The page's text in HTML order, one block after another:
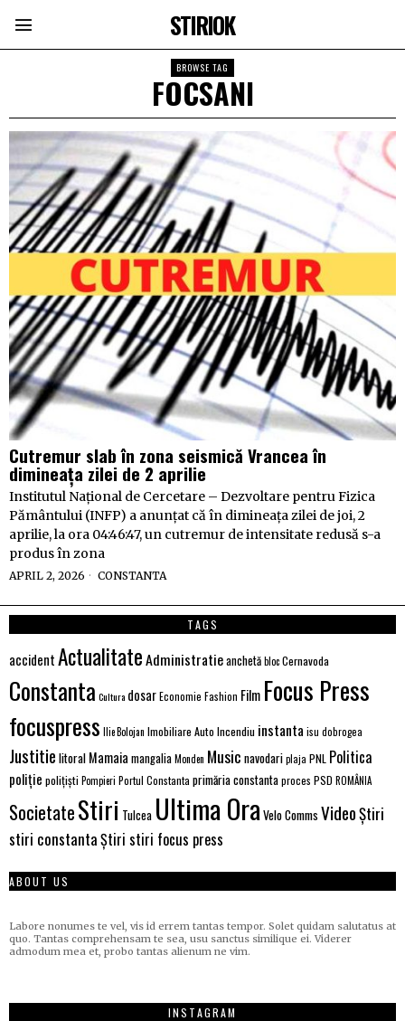
STIRIOK
BROWSE TAG
FOCSANI
Cutremur slab în zona seismică Vrancea în
dimineața zilei de 2 aprilie
Institutul Național de Cercetare – Dezvoltare pentru Fizica
Pământului (INFP) a anunțat că în dimineața zilei de joi, 2
aprilie, la ora 04:46:47, un cutremur de intensitate redusă s-a
produs în zona
APRIL 2, 2026 CONSTANTA
TAGS
accidentActualitateAdministratieanchetăblocCernavoda
Constanta Cultura dosarEconomie Fashion Film Focus Press
focuspress Ilie Bolojan Imobiliare Auto Incendiu instanta isu dobrogea
Justitie litoral Mamaia mangaliaMonden Music navodariplaja PNL Politica
poliție polițiști Pompieri Portul Constanta primăria constantaproces PSD ROMÂNIA
SocietateStiri Tulcea Ultima Ora Velo Comms VideoȘtiri
stiri constantaȘtiri stiri focus press
ABOUT US
Labore nonumes te vel, vis id errem tantas tempor. Solet quidam salutatus at
quo. Tantas comprehensam te sea, usu sanctus similique ei. Viderer
admodum mea et, probo tantas alienum ne vim.
INSTAGRAM